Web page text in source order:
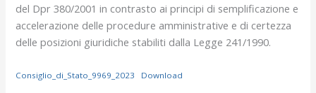
del Dpr 380/2001 in contrasto ai principi di semplificazione e
accelerazione delle procedure amministrative e di certezza
delle posizioni giuridiche stabiliti dalla Legge 241/1990.
Consiglio_di_Stato_9969_2023 Download